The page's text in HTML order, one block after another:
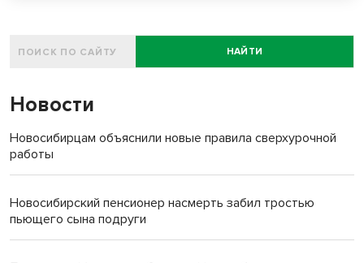
НАЙТИ
Новости
Новосибирцам объяснили новые правила сверхурочной
работы
Новосибирский пенсионер насмерть забил тростью
пьющего сына подруги